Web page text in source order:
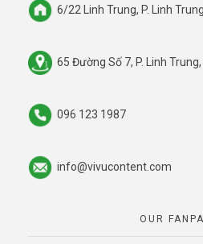
6/22 Linh Trung, P. Linh
65 Đường Số 7, P. Linh Trung,
096 123 1987
info@vivucontent.com
OUR